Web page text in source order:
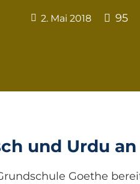
2. Mai 2018 95
und Urdu
Goethe